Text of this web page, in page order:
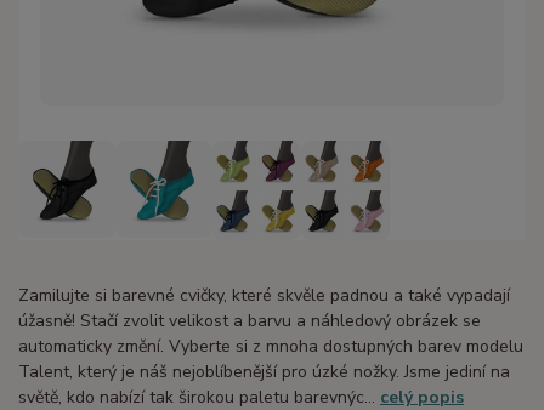
Zamilujte si barevné cvičky, které skvěle padnou a také vypadají
úžasně! Stačí zvolit velikost a barvu a náhledový obrázek se
automaticky změní. Vyberte si z mnoha dostupných barev modelu
Talent, který je náš nejoblíbenější pro úzké nožky. Jsme jediní na
světě, kdo nabízí tak širokou paletu barevnýc... celý popis